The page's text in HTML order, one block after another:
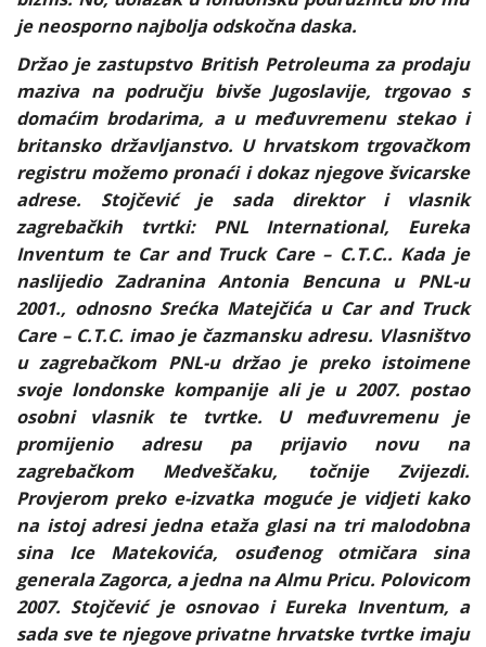
je neosporno najbolja odskočna daska.
Držao je zastupstvo British Petroleuma za prodaju
maziva na području bivše Jugoslavije, trgovao s
domaćim brodarima, a u međuvremenu stekao i
britansko državljanstvo. U hrvatskom trgovačkom
registru možemo pronaći i dokaz njegove švicarske
adrese. Stojčević je sada direktor i vlasnik
zagrebačkih tvrtki: PNL International, Eureka
Inventum te Car and Truck Care – C.T.C.. Kada je
naslijedio Zadranina Antonia Bencuna u PNL-u
2001., odnosno Srećka Matejčića u Car and Truck
Care – C.T.C. imao je čazmansku adresu. Vlasništvo
u zagrebačkom PNL-u držao je preko istoimene
svoje londonske kompanije ali je u 2007. postao
osobni vlasnik te tvrtke. U međuvremenu je
promijenio adresu pa prijavio novu na
zagrebačkom Medveščaku, točnije Zvijezdi.
Provjerom preko e-izvatka moguće je vidjeti kako
na istoj adresi jedna etaža glasi na tri malodobna
sina Ice Matekovića, osuđenog otmičara sina
generala Zagorca, a jedna na Almu Pricu. Polovicom
2007. Stojčević je osnovao i Eureka Inventum, a
sada sve te njegove privatne hrvatske tvrtke imaju